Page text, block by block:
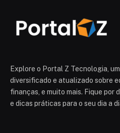
Explore o Portal Z Tecnologia,
diversificado e atualizado sobre
finanças, e muito mais. Fique por
e dicas práticas para o seu dia a